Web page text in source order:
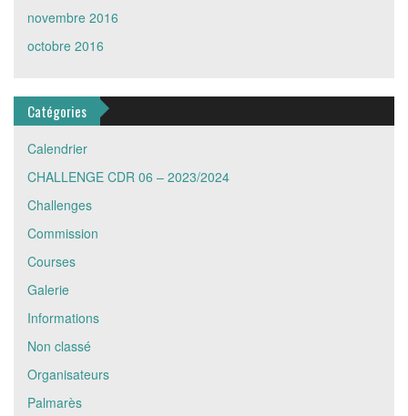
novembre 2016
octobre 2016
Catégories
Calendrier
CHALLENGE CDR 06 – 2023/2024
Challenges
Commission
Courses
Galerie
Informations
Non classé
Organisateurs
Palmarès